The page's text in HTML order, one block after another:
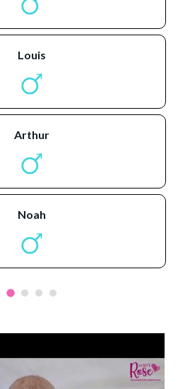
louis
arthur
noah